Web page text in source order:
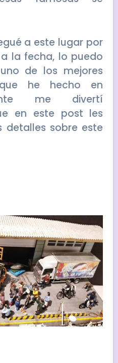
a este lugar por
la fecha, lo puedo
de los mejores
que he hecho en
me divertí
en este post les
detalles sobre este